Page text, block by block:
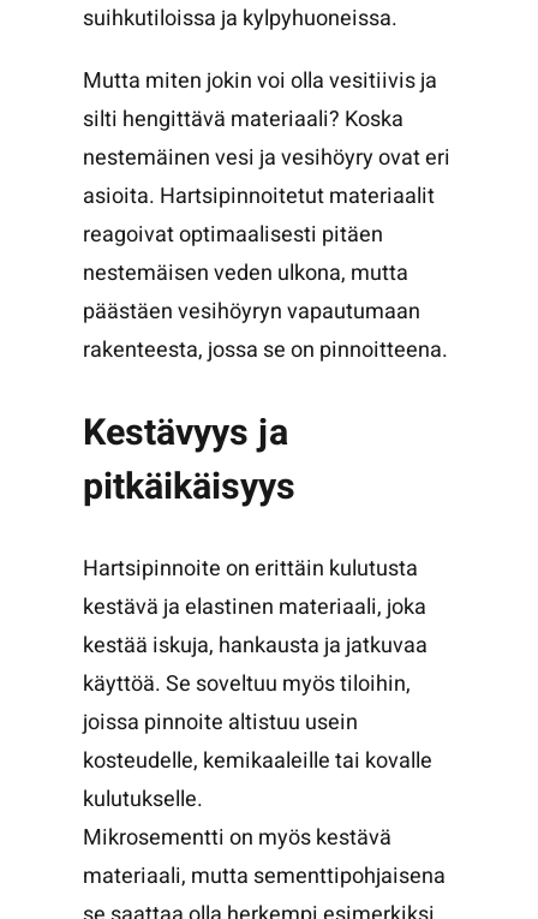
suihkutiloissa ja kylpyhuoneissa.
Mutta miten jokin voi olla vesitiivis ja
silti hengittävä materiaali? Koska
nestemäinen vesi ja vesihöyry ovat eri
asioita. Hartsipinnoitetut materiaalit
reagoivat optimaalisesti pitäen
nestemäisen veden ulkona, mutta
päästäen vesihöyryn vapautumaan
rakenteesta, jossa se on pinnoitteena.
Kestävyys ja
pitkäikäisyys
Hartsipinnoite on erittäin kulutusta
kestävä ja elastinen materiaali, joka
kestää iskuja, hankausta ja jatkuvaa
käyttöä. Se soveltuu myös tiloihin,
joissa pinnoite altistuu usein
kosteudelle, kemikaaleille tai kovalle
kulutukselle.
Mikrosementti on myös kestävä
materiaali, mutta sementtipohjaisena